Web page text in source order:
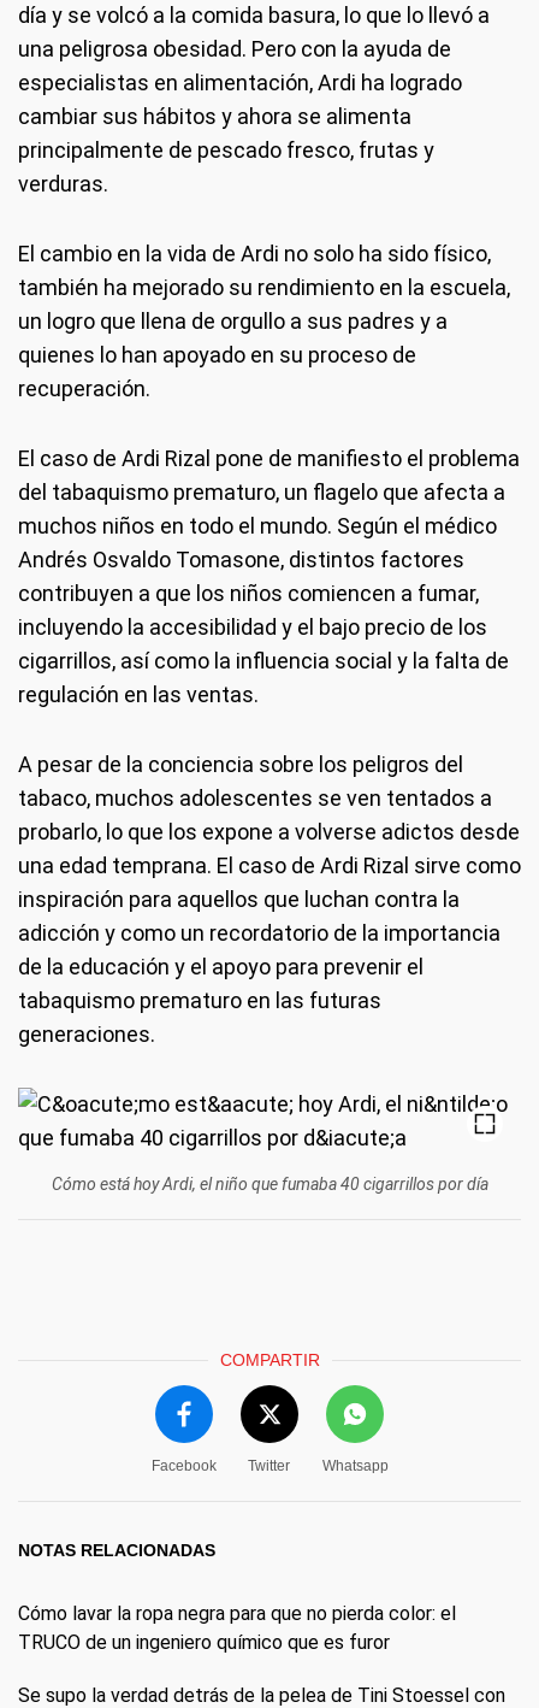
día y se volcó a la comida basura, lo que lo llevó a
una peligrosa obesidad. Pero con la ayuda de
especialistas en alimentación, Ardi ha logrado
cambiar sus hábitos y ahora se alimenta
principalmente de pescado fresco, frutas y
verduras.
El cambio en la vida de Ardi no solo ha sido físico,
también ha mejorado su rendimiento en la escuela,
un logro que llena de orgullo a sus padres y a
quienes lo han apoyado en su proceso de
recuperación.
El caso de Ardi Rizal pone de manifiesto el problema
del tabaquismo prematuro, un flagelo que afecta a
muchos niños en todo el mundo. Según el médico
Andrés Osvaldo Tomasone, distintos factores
contribuyen a que los niños comiencen a fumar,
incluyendo la accesibilidad y el bajo precio de los
cigarrillos, así como la influencia social y la falta de
regulación en las ventas.
A pesar de la conciencia sobre los peligros del
tabaco, muchos adolescentes se ven tentados a
probarlo, lo que los expone a volverse adictos desde
una edad temprana. El caso de Ardi Rizal sirve como
inspiración para aquellos que luchan contra la
adicción y como un recordatorio de la importancia
de la educación y el apoyo para prevenir el
tabaquismo prematuro en las futuras
generaciones.
Cómo está hoy Ardi, el niño que fumaba 40 cigarrillos por día
COMPARTIR
Facebook Twitter Whatsapp
NOTAS RELACIONADAS
Cómo lavar la ropa negra para que no pierda color: el
TRUCO de un ingeniero químico que es furor
Se supo la verdad detrás de la pelea de Tini Stoessel con